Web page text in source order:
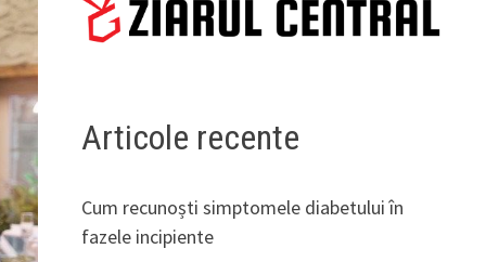
Articole recente
Cum recunoști simptomele diabetului în
fazele incipiente